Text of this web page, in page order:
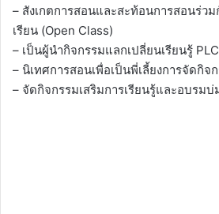
– สังเกตการสอนและสะท้อนการสอนร่ว
เรียน (Open Class)
– เป็นผู้นำกิจกรรมแลกเปลี่ยนเรียนรู้
– นิเทศการสอนเพื่อเป็นพี่เลี้ยงการจัดกิจ
– จัดกิจกรรมเสริมการเรียนรู้และอบรมบ่